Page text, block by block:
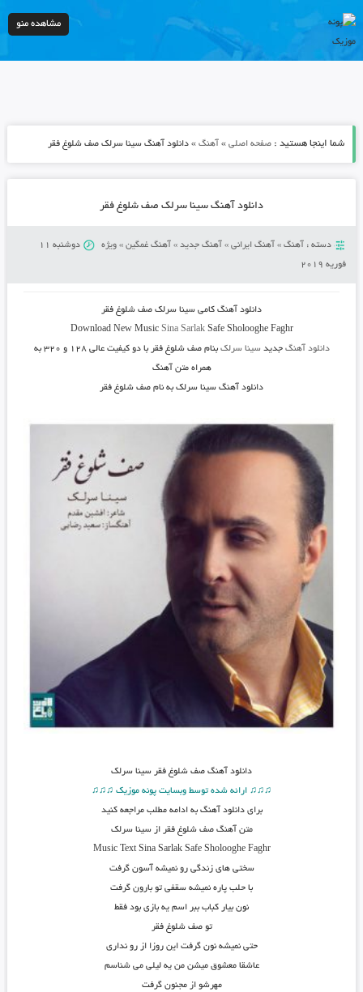
مشاهده منو
شما اینجا هستید : صفحه اصلی» آهنگ» دانلود آهنگ سینا سرلک صف شلوغ فقر
دانلود آهنگ سینا سرلک صف شلوغ فقر
دسته : آهنگ» آهنگ ایرانی» آهنگ جدید» آهنگ غمگین» ویژه
دوشنبه 11
فوریه 2019
دانلود آهنگ کامی سینا سرلک صف شلوغ فقر
Download New Music Sina SarlakSafe Sholooghe Faghr
دانلود آهنگ جدید سینا سرلک بنام صف شلوغ فقر
با دو کیفیت عالی ۱۲۸ و ۳۲۰ به
همراه متن آهنگ
دانلود آهنگ سینا سرلک به نام صف شلوغ فقر
دانلود آهنگصف شلوغ فقر سینا سرلک
♫♫♫ ارائه شده توسط وبسایت پونه موزیک ♫♫♫
برای دانلود آهنگ به ادامه مطلب مراجعه کنید
متن آهنگ صف شلوغ فقر از سینا سرلک
Music Text Sina Sarlak Safe Sholooghe Faghr
سختی های زندگی رو نمیشه آسون گرفت
با حلب پاره نمیشه سقفی تو بارون گرفت
نون بيار كباب ببر اسم يه بازى بود فقط
تو صف شلوغ فقر
حتی نمیشه نون گرفت این روزا از رو نداری
عاشقا معشوق میشن من یه لیلی می شناسم
مهرشو از مجنون گرفت